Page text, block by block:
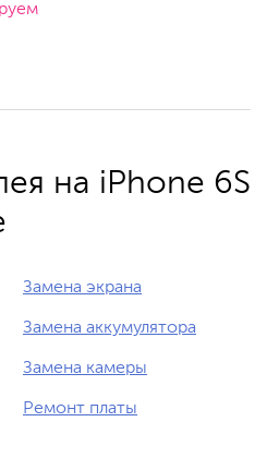
на iPhone 6S
Замена экрана
Замена аккумулятора
Замена камеры
Ремонт платы